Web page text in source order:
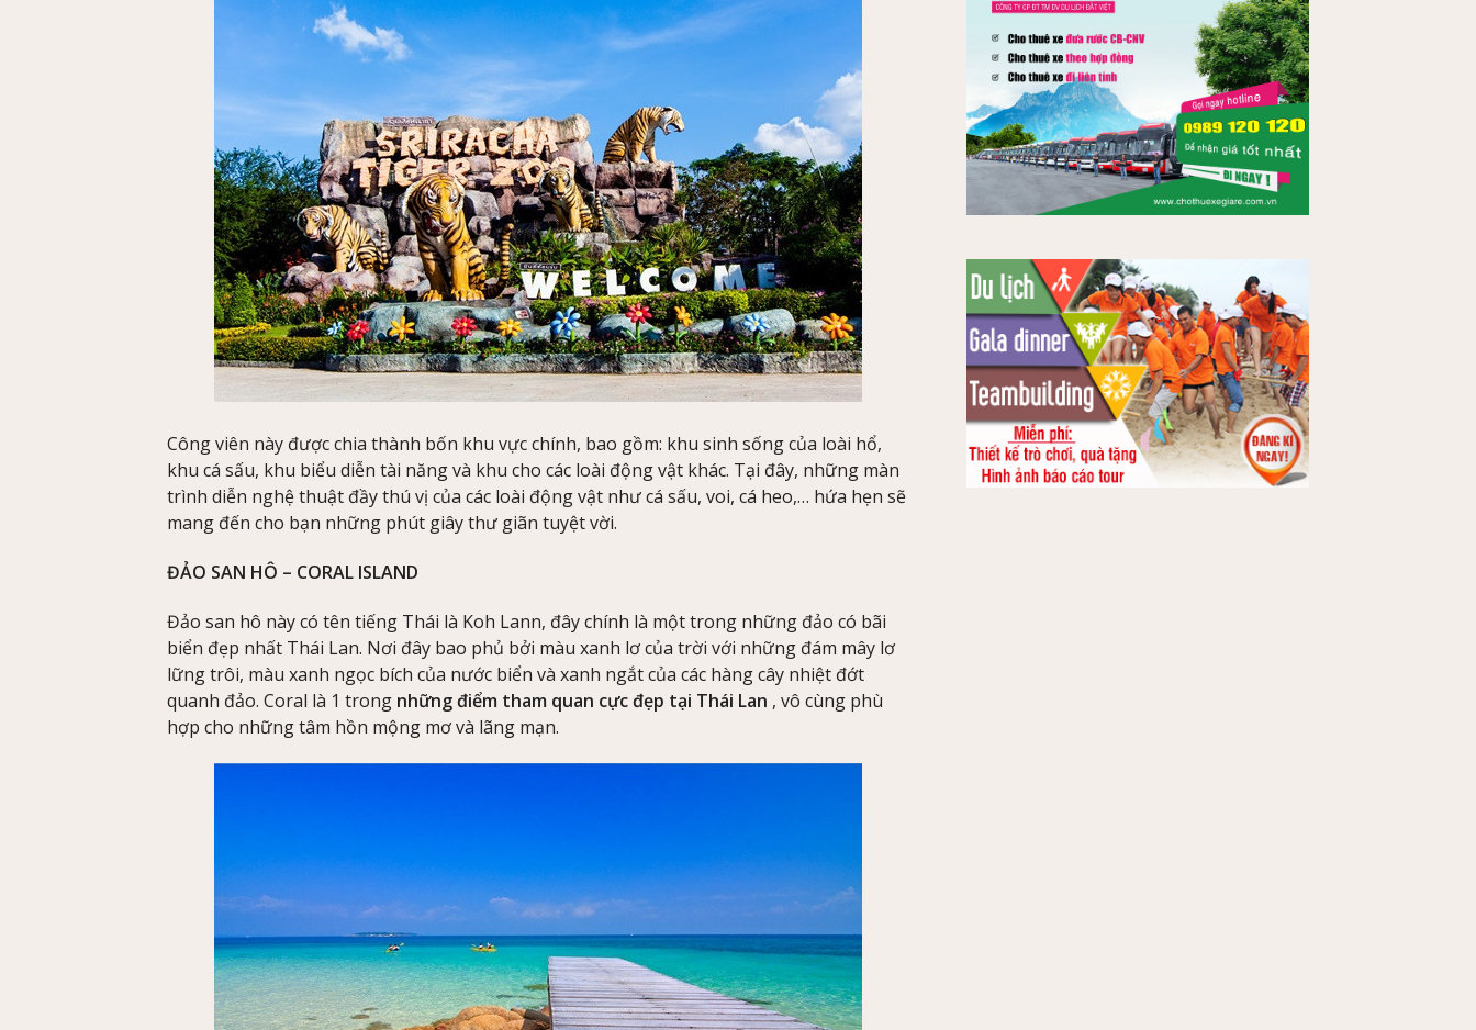
Công viên này được chia thành bốn khu vực chính, bao gồm: khu sinh sống của loài hổ,
khu cá sấu, khu biểu diễn tài năng và khu cho các loài động vật khác. Tại đây, những màn
trình diễn nghệ thuật đầy thú vị của các loài động vật như cá sấu, voi, cá heo,… hứa hẹn sẽ
mang đến cho bạn những phút giây thư giãn tuyệt vời.
ĐẢO SAN HÔ – CORAL ISLAND
Đảo san hô này có tên tiếng Thái là Koh Lann, đây chính là một trong những đảo có bãi
biển đẹp nhất Thái Lan. Nơi đây bao phủ bởi màu xanh lơ của trời với những đám mây lơ
lững trôi, màu xanh ngọc bích của nước biển và xanh ngắt của các hàng cây nhiệt đớt
quanh đảo. Coral là 1 trong những điểm tham quan cực đẹp tại Thái Lan , vô cùng phù
hợp cho những tâm hồn mộng mơ và lãng mạn.